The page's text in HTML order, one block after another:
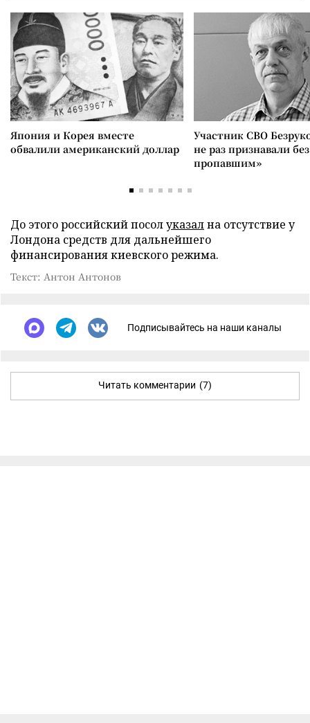
Япония и Корея вместе
обвалили американский доллар
Участник СВО
не раз признавали
пропавшим»
До этого российский посолуказална отсутствие у
Лондона средств для дальнейшего
финансирования киевского режима.
Текст: Антон Антонов
Подписывайтесь на наши каналы
Читать комментарии (7)